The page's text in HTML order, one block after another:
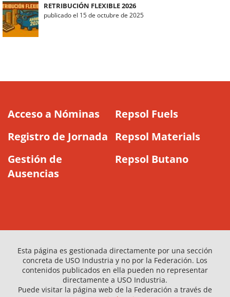
RETRIBUCIÓN FLEXIBLE 2026
publicado el 15 de octubre de 2025
Acceso a Nóminas
Registro de Jornada
Gestión de
Ausencias
Repsol Fuels
Repsol Materials
Repsol Butano
Esta página es gestionada directamente por una sección
concreta de USO Industria y no por la Federación. Los
contenidos publicados en ella pueden no representar
directamente a USO Industria.
Puede visitar la página web de la Federación a través de